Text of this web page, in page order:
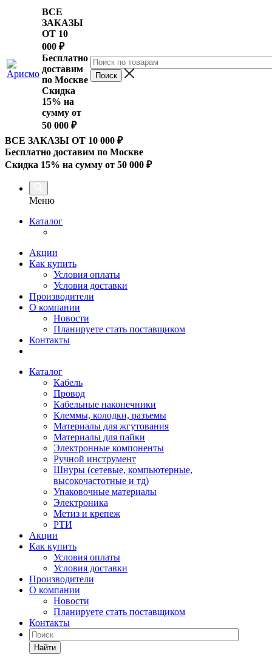
ВСЕ
ЗАКАЗЫ
ОТ 10
000 ₽
Бесплатно
доставим
по Москве
Скидка
15% на
сумму от
50 000 ₽
ВСЕ ЗАКАЗЫ ОТ 10 000 ₽
Бесплатно доставим по Москве
Скидка 15% на сумму от 50 000 ₽
Меню
Каталог
Акции
Как купить
Условия оплаты
Условия доставки
Производители
О компании
Новости
Планируете стать поставщиком
Контакты
Каталог
Кабель
Провод
Кабельные наконечники
Клеммы, колодки, разъемы
Материалы для жгутования
Материалы для пайки
Электронные компоненты
Ручной инструмент
Шнуры (сетевые, компьютерные,
высокочастотные и тд)
Упаковочные материалы
Электроника
Метиз и крепеж
РТИ
Акции
Как купить
Условия оплаты
Условия доставки
Производители
О компании
Новости
Планируете стать поставщиком
Контакты
Найти